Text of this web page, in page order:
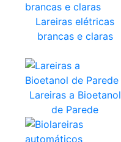
Lareiras elétricas
brancas e claras
Lareiras a Bioetanol
de Parede